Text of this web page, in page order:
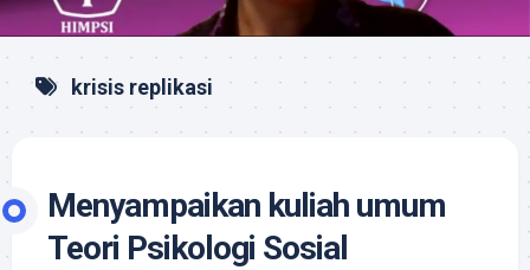
krisis replikasi
Menyampaikan kuliah umum
Teori Psikologi Sosial